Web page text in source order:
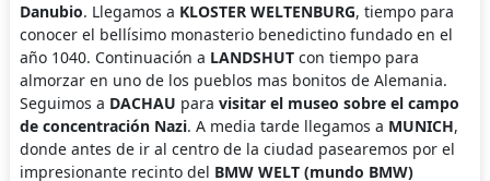
Danubio. Llegamos a KLOSTER WELTENBURG, tiempo para
conocer el bellísimo monasterio benedictino fundado en el
año 1040. Continuación a LANDSHUTcon tiempo para
almorzar en uno de los pueblos mas bonitos de Alemania.
Seguimos a DACHAU para visitar el museo sobre el campo
de concentración Nazi. A media tarde llegamos a MUNICH,
donde antes de ir al centro de la ciudad pasearemos por el
impresionante recinto del BMW WELT (mundo BMW)